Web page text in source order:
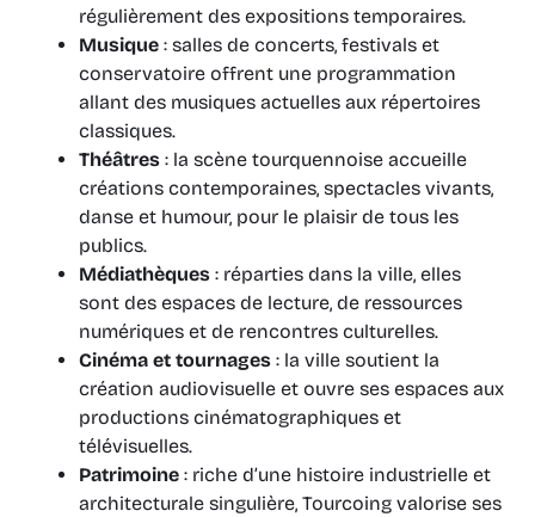
régulièrement des expositions temporaires.
Musique : salles de concerts, festivals et
conservatoire offrent une programmation
allant des musiques actuelles aux répertoires
classiques.
Théâtres : la scène tourquennoise accueille
créations contemporaines, spectacles vivants,
danse et humour, pour le plaisir de tous les
publics.
Médiathèques : réparties dans la ville, elles
sont des espaces de lecture, de ressources
numériques et de rencontres culturelles.
Cinéma et tournages : la ville soutient la
création audiovisuelle et ouvre ses espaces aux
productions cinématographiques et
télévisuelles.
Patrimoine : riche d’une histoire industrielle et
architecturale singulière, Tourcoing valorise ses